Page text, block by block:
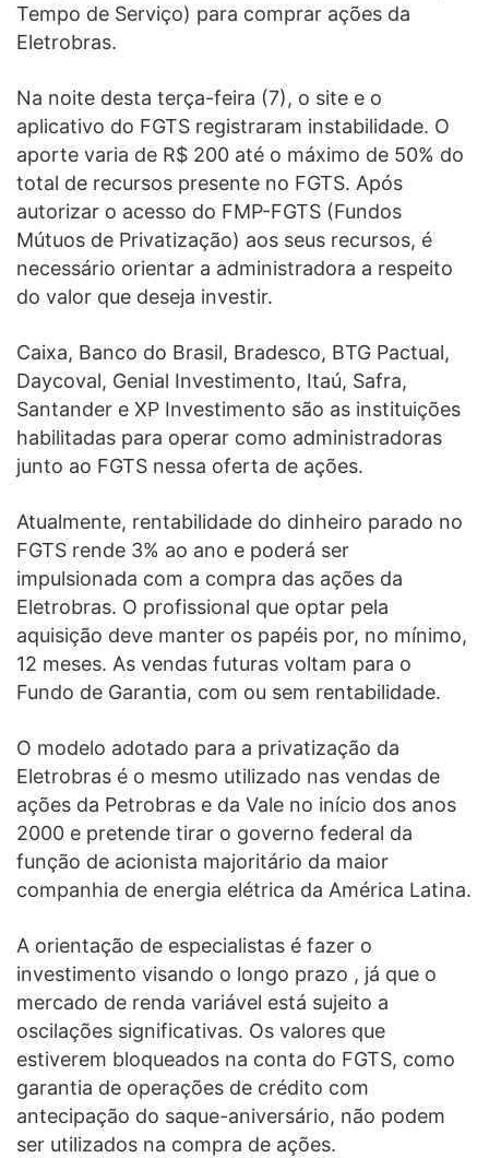
Tempo de Serviço) para comprar ações da
Eletrobras.
Na noite desta terça-feira (7), o site e o
aplicativo do FGTS registraram instabilidade. O
aporte varia de R$ 200 até o máximo de 50% do
total de recursos presente no FGTS. Após
autorizar o acesso do FMP-FGTS (Fundos
Mútuos de Privatização) aos seus recursos, é
necessário orientar a administradora a respeito
do valor que deseja investir.
Caixa, Banco do Brasil, Bradesco, BTG Pactual,
Daycoval, Genial Investimento, Itaú, Safra,
Santander e XP Investimento são as instituições
habilitadas para operar como administradoras
junto ao FGTS nessa oferta de ações.
Atualmente, rentabilidade do dinheiro parado no
FGTS rende 3% ao ano e poderá ser
impulsionada com a compra das ações da
Eletrobras. O profissional que optar pela
aquisição deve manter os papéis por, no mínimo,
12 meses. As vendas futuras voltam para o
Fundo de Garantia, com ou sem rentabilidade.
O modelo adotado para a privatização da
Eletrobras é o mesmo utilizado nas vendas de
ações da Petrobras e da Vale no início dos anos
2000 e pretende tirar o governo federal da
função de acionista majoritário da maior
companhia de energia elétrica da América Latina.
A orientação de especialistas é fazer o
investimento visando o longo prazo , já que o
mercado de renda variável está sujeito a
oscilações significativas. Os valores que
estiverem bloqueados na conta do FGTS, como
garantia de operações de crédito com
antecipação do saque-aniversário, não podem
ser utilizados na compra de ações.